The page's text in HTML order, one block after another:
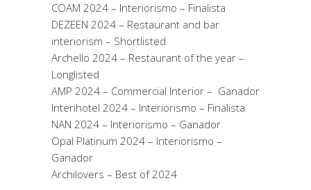
COAM 2024 – Interiorismo – Finalista
DEZEEN 2024 – Restaurant and bar
interiorism – Shortlisted
Archello 2024 – Restaurant of the year –
Longlisted
AMP 2024 – Commercial Interior – Ganador
Interihotel 2024 – Interiorismo – Finalista
NAN 2024 – Interiorismo – Ganador
Opal Platinum 2024 – Interiorismo –
Ganador
Archilovers – Best of 2024